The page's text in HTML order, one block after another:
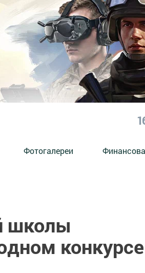
Фотогалереи
школы
конкурсе